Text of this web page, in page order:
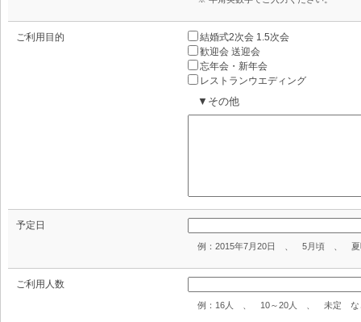
ご利用目的
結婚式2次会 1.5次会
歓迎会 送迎会
忘年会・新年会
レストランウエディング
▼その他
予定日
例：2015年7月20日 、 5月頃 、
ご利用人数
例：16人 、 10～20人 、 未定 な